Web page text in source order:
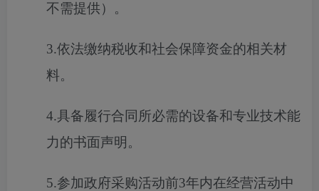
不需提供）。
3.依法缴纳税收和社会保障资金的相关材
料。
4.具备履行合同所必需的设备和专业技术能
力的书面声明。
5.参加政府采购活动前3年内在经营活动中